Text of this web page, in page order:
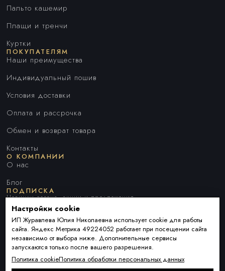
Пальто кашемир
Плащи и тренчи
Куртки
ПОКУПАТЕЛЯМ
Наши преимущества
Индивидуальный пошив
Условия доставки
Оплата и рассрочка
Обмен и возврат товара
Контакты
О КОМПАНИИ
О нас
Блог
ПОДПИСКА
Новинки сезона, акции и предложения
Я ДАЮ СОГЛАСИЕ НА ОБРАБОТКУ ПЕРСОНАЛЬНЫХ ДАННЫХ И
СОГЛАШАЮСЬ СПОЛИТИКОЙ ОБРАБОТКИ ПЕРСОНАЛЬНЫХ
ДАННЫХ
Настройки cookie
ИП Журавлева Юлия Николаевна использует cookie для работы
сайта. Яндекс Метрика 49224052 работает при посещении сайта
независимо от выбора ниже. Дополнительные сервисы
запускаются только после вашего разрешения.
Политика cookieПолитика обработки персональных данных